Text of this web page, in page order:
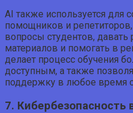
AI также используется для
помощников и
вопросы студентов,
материалов и помогать в
делает процесс обучения
доступным, а также
поддержку в любое время
7. Кибербезопасность